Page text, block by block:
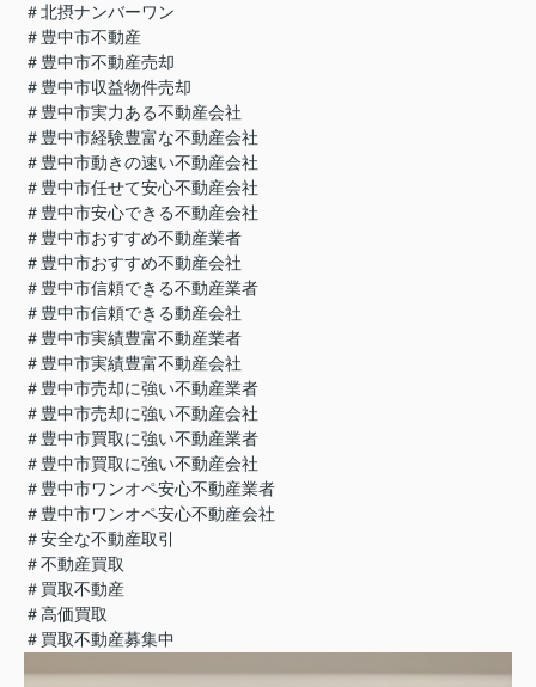
＃北摂ナンバーワン
＃豊中市不動産
＃豊中市不動産売却
＃豊中市収益物件売却
＃豊中市実力ある不動産会社
＃豊中市経験豊富な不動産会社
＃豊中市動きの速い不動産会社
＃豊中市任せて安心不動産会社
＃豊中市安心できる不動産会社
＃豊中市おすすめ不動産業者
＃豊中市おすすめ不動産会社
＃豊中市信頼できる不動産業者
＃豊中市信頼できる動産会社
＃豊中市実績豊富不動産業者
＃豊中市実績豊富不動産会社
＃豊中市売却に強い不動産業者
＃豊中市売却に強い不動産会社
＃豊中市買取に強い不動産業者
＃豊中市買取に強い不動産会社
＃豊中市ワンオペ安心不動産業者
＃豊中市ワンオペ安心不動産会社
＃安全な不動産取引
＃不動産買取
＃買取不動産
＃高価買取
＃買取不動産募集中